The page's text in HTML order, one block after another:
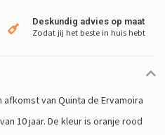
Deskundig advies op maat
Zodat jij het beste in huis hebt
van Quinta de Ervamoira
10 jaar. De kleur is oranje rood